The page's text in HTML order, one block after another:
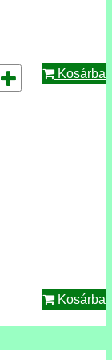
Kosárba
Kosárba